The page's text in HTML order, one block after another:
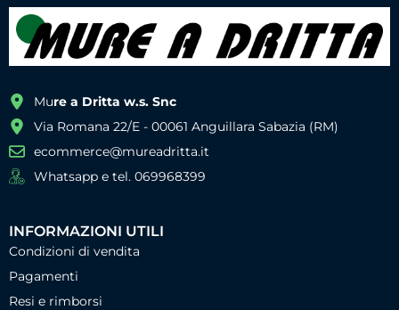
Mure a Dritta w.s. Snc
Via Romana 22/E - 00061 Anguillara Sabazia (RM)
ecommerce@mureadritta.it
Whatsapp e tel. 069968399
INFORMAZIONI UTILI
Condizioni di vendita
Pagamenti
Resi e rimborsi